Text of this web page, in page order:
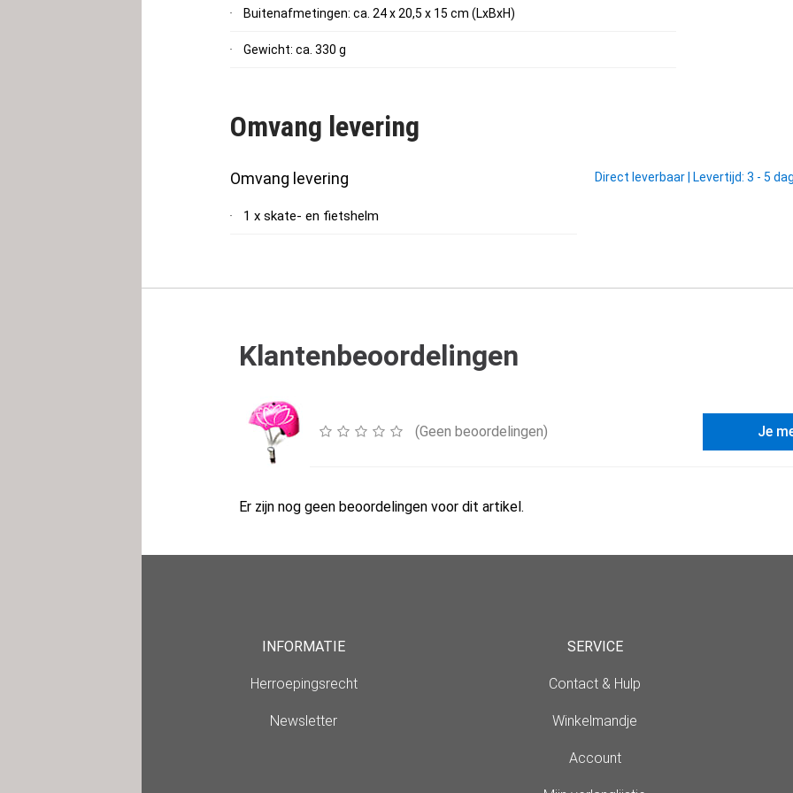
Buitenafmetingen: ca. 24 x 20,5 x 15 cm (LxBxH)
Gewicht: ca. 330 g
Omvang levering
Omvang levering
1 x skate- en fietshelm
Direct leverbaar Levertijd: 3 - 5
Klantenbeoordelingen
(Geen beoordelingen) Je
Er zijn nog geen beoordelingen voor dit artikel.
INFORMATIE
Herroepingsrecht
Newsletter
SERVICE
Contact & Hulp
Winkelmandje
Account